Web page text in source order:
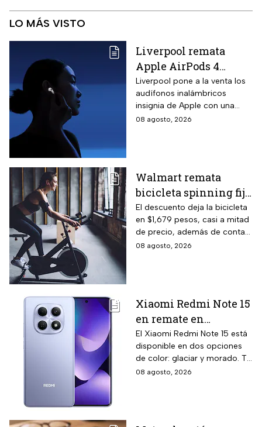
LO MÁS VISTO
Liverpool remata
Apple AirPods 4
inalámbricos con 20%
descuento y hasta 16
MSI
Liverpool pone a la venta los
audífonos inalámbricos
insignia de Apple con una
rebaja considerable y
08 agosto, 2026
Walmart remata
bicicleta spinning fija
con monitoreo de
velocidad, calorías y
pulso, ideal para hacer
cardio en casa
El descuento deja la bicicleta
en $1,679 pesos, casi a mitad
de precio, además de contar
el beneficio de meses sin
08 agosto, 2026
Xiaomi Redmi Note 15
en remate en
Liverpool: 256 GB de
almacenamiento,
cámara de 108 MP y
carga rápida
El Xiaomi Redmi Note 15 está
disponible en dos opciones
de color: glaciar y morado. Te
contamos todos los detalles
08 agosto, 2026